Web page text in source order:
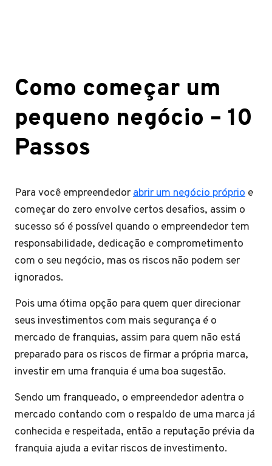
Como começar um
pequeno negócio – 10
Passos
Para você empreendedorabrir um negócio próprio e
começar do zero envolve certos desafios, assim o
sucesso só é possível quando o empreendedor tem
responsabilidade, dedicação e comprometimento
com o seu negócio, mas os riscos não podem ser
ignorados.
Pois uma ótima opção para quem quer direcionar
seus investimentos com mais segurança é o
mercado de franquias, assim para quem não está
preparado para os riscos de firmar a própria marca,
investir em uma franquia é uma boa sugestão.
Sendo um franqueado, o empreendedor adentra o
mercado contando com o respaldo de uma marca já
conhecida e respeitada, então a reputação prévia da
franquia ajuda a evitar riscos de investimento.